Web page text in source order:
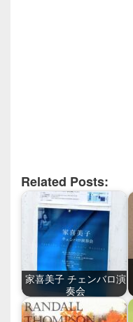
Related Posts:
家喜美子 チェンバロ演
奏会